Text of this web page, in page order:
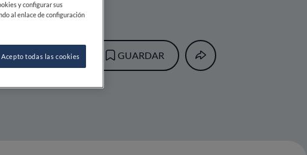
EVERS
GUARDAR
y configurar sus
al enlace de configuración
Acepto todas las cookies